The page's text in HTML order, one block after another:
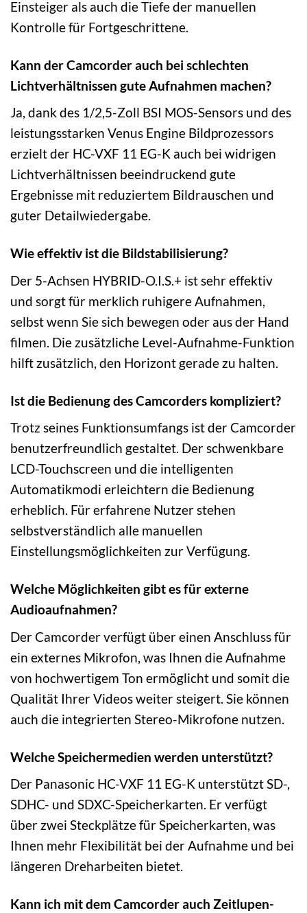
Einsteiger als auch die Tiefe der manuellen
Kontrolle für Fortgeschrittene.
Kann der Camcorder auch bei schlechten
Lichtverhältnissen gute Aufnahmen machen?
Ja, dank des 1/2,5-Zoll BSI MOS-Sensors und des
leistungsstarken Venus Engine Bildprozessors
erzielt der HC-VXF 11 EG-K auch bei widrigen
Lichtverhältnissen beeindruckend gute
Ergebnisse mit reduziertem Bildrauschen und
guter Detailwiedergabe.
Wie effektiv ist die Bildstabilisierung?
Der 5-Achsen HYBRID-O.I.S.+ ist sehr effektiv
und sorgt für merklich ruhigere Aufnahmen,
selbst wenn Sie sich bewegen oder aus der Hand
filmen. Die zusätzliche Level-Aufnahme-Funktion
hilft zusätzlich, den Horizont gerade zu halten.
Ist die Bedienung des Camcorders kompliziert?
Trotz seines Funktionsumfangs ist der Camcorder
benutzerfreundlich gestaltet. Der schwenkbare
LCD-Touchscreen und die intelligenten
Automatikmodi erleichtern die Bedienung
erheblich. Für erfahrene Nutzer stehen
selbstverständlich alle manuellen
Einstellungsmöglichkeiten zur Verfügung.
Welche Möglichkeiten gibt es für externe
Audioaufnahmen?
Der Camcorder verfügt über einen Anschluss für
ein externes Mikrofon, was Ihnen die Aufnahme
von hochwertigem Ton ermöglicht und somit die
Qualität Ihrer Videos weiter steigert. Sie können
auch die integrierten Stereo-Mikrofone nutzen.
Welche Speichermedien werden unterstützt?
Der Panasonic HC-VXF 11 EG-K unterstützt SD-,
SDHC- und SDXC-Speicherkarten. Er verfügt
über zwei Steckplätze für Speicherkarten, was
Ihnen mehr Flexibilität bei der Aufnahme und bei
längeren Dreharbeiten bietet.
Kann ich mit dem Camcorder auch Zeitlupen-